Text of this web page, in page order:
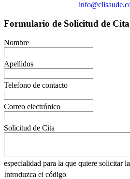
Formulario de Solicitud de Cita
Nombre
Apellidos
Telefono de contacto
Correo electrónico
Solicitud de Cita
especialidad para la que quiere solicitar
Introduzca el código